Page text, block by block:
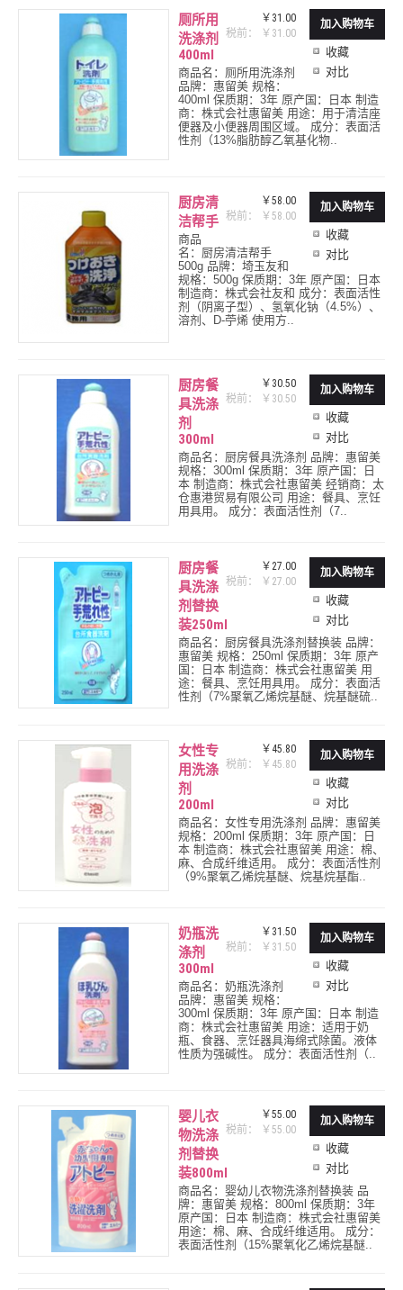
收藏
对比
￥31.00
税前： ￥31.00
厕所用
洗涤剂
400ml
商品名：厕所用洗涤剂
品牌：惠留美 规格：
400ml 保质期：3年 原产国：日本 制造
商：株式会社惠留美 用途：用于清洁座
便器及小便器周围区域。 成分：表面活
性剂（13%脂肪醇乙氧基化物..
收藏
对比
￥58.00
税前： ￥58.00
厨房清
洁帮手
商品
名：厨房清洁帮手
500g 品牌：埼玉友和
规格：500g 保质期：3年 原产国：日本
制造商：株式会社友和 成分：表面活性
剂（阴离子型）、氢氧化钠（4.5%）、
溶剂、D-苧烯 使用方..
收藏
对比
￥30.50
税前： ￥30.50
厨房餐
具洗涤
剂
300ml
商品名：厨房餐具洗涤剂 品牌：惠留美
规格：300ml 保质期：3年 原产国：日
本 制造商：株式会社惠留美 经销商：太
仓惠港贸易有限公司 用途：餐具、烹饪
用具用。 成分：表面活性剂（7..
收藏
对比
￥27.00
税前： ￥27.00
厨房餐
具洗涤
剂替换
装250ml
商品名：厨房餐具洗涤剂替换装 品牌：
惠留美 规格：250ml 保质期：3年 原产
国：日本 制造商：株式会社惠留美 用
途：餐具、烹饪用具用。 成分：表面活
性剂（7%聚氧乙烯烷基醚、烷基醚硫..
收藏
对比
￥45.80
税前： ￥45.80
女性专
用洗涤
剂
200ml
商品名：女性专用洗涤剂 品牌：惠留美
规格：200ml 保质期：3年 原产国：日
本 制造商：株式会社惠留美 用途：棉、
麻、合成纤维适用。 成分：表面活性剂
（9%聚氧乙烯烷基醚、烷基烷基酯..
收藏
对比
￥31.50
税前： ￥31.50
奶瓶洗
涤剂
300ml
商品名：奶瓶洗涤剂
品牌：惠留美 规格：
300ml 保质期：3年 原产国：日本 制造
商：株式会社惠留美 用途：适用于奶
瓶、食器、烹饪器具海绵式除菌。液体
性质为强碱性。 成分：表面活性剂（..
收藏
对比
￥55.00
税前： ￥55.00
婴儿衣
物洗涤
剂替换
装800ml
商品名：婴幼儿衣物洗涤剂替换装 品
牌：惠留美 规格：800ml 保质期：3年
原产国：日本 制造商：株式会社惠留美
用途：棉、麻、合成纤维适用。 成分：
表面活性剂（15%聚氧化乙烯烷基醚..